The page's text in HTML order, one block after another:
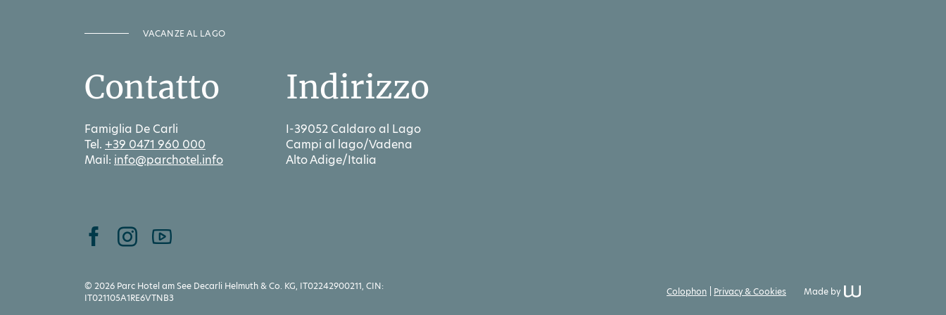
VACANZE AL LAGO
Contatto
Famiglia De Carli
Tel. +39 0471 960 000
Mail: info@parchotel.info
Indirizzo
I-39052 Caldaro al Lago
Campi al lago/Vadena
Alto Adige/Italia
© 2026 Parc Hotel am See Decarli Helmuth & Co. KG, IT02242900211, CIN:
IT021105A1RE6VTNB3
Colophon Privacy & Cookies Made by